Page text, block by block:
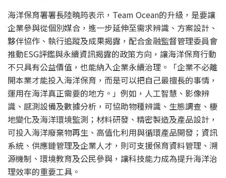
海洋保育署署長陸曉筠表示，Team Ocean的升級，是要讓
企業參與從個別媒合，進一步延伸至需求辨識、方案設計、
夥伴協作、執行追蹤及成果揭露，配合金融監督管理委員會
推動ESG評鑑與永續資訊揭露的政策方向，讓海洋保育行動
不只具有公益價值，也能納入企業永續治理。「企業不必離
開本業才能投入海洋保育，而是可以把自己最擅長的事情，
運用在海洋真正需要的地方。」例如，人工智慧、影像辨
識、感測設備及數據分析，可協助物種辨識、生態調查、棲
地變化及海洋環境監測；材料研發、精密製造及產品設計，
可投入海洋廢棄物再生、高值化利用與循環產品開發；資訊
系統、供應鏈管理及企業人才，則可支援保育資料管理、溯
源機制、環境教育及公民參與，讓科技能力成為提升海洋治
理效率的重要工具。